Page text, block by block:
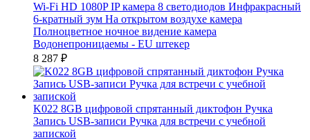
Wi-Fi HD 1080P IP камера 8 светодиодов Инфракрасный
6-кратный зум На открытом воздухе камера
Полноцветное ночное видение камера
Водонепроницаемы - EU штекер
8 287 ₽
K022 8GB цифровой спрятанный диктофон Ручка
Запись USB-записи Ручка для встречи с учебной
запиской